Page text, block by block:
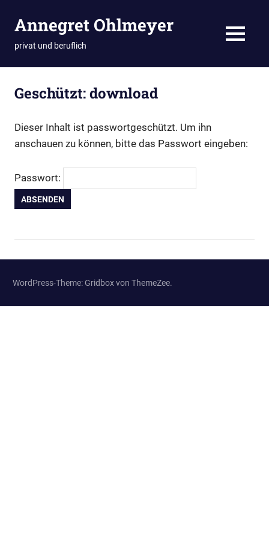
InhaltAnnegret Ohlmeyer
privat und beruflich MENÜ
Geschützt: download
Dieser Inhalt ist passwortgeschützt. Um ihn
anschauen zu können, bitte das Passwort eingeben:
Passwort:
WordPress-Theme: Gridbox von ThemeZee.